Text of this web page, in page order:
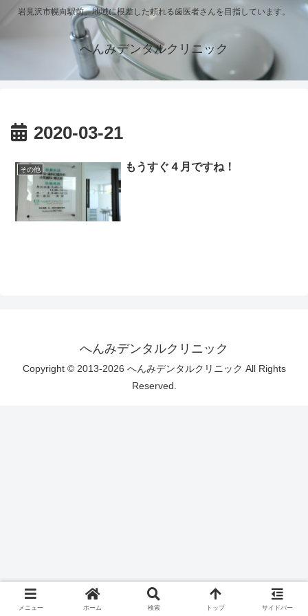
岩見沢市幌向駅前。地域に根差した頼れる歯医者さんを目指しています。
へんみデンタルクリニック
2020-03-21
その他 もうすぐ４月ですね！
へんみデンタルクリニック
Copyright © 2013-2026 へんみデンタルクリニック All Rights
Reserved.
メニュー ホーム 検索 トップ サイドバー